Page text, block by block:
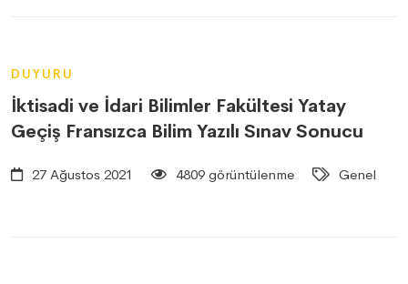
DUYURU
İktisadi ve İdari Bilimler Fakültesi Yatay
Geçiş Fransızca Bilim Yazılı Sınav Sonucu
27 Ağustos 2021 4809 görüntülenme Genel